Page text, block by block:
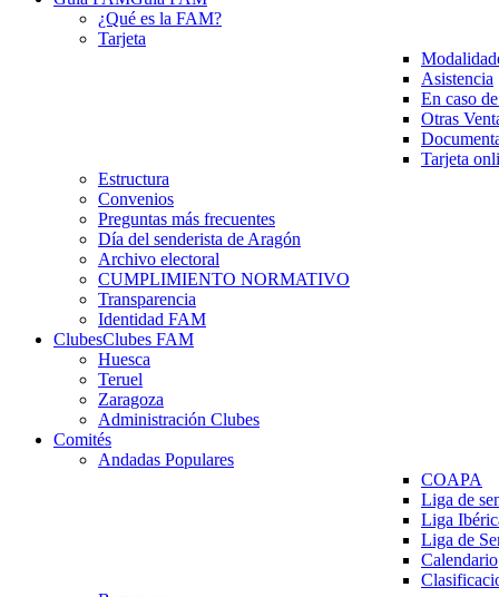
¿Qué es la FAM?
Tarjeta
Asistencia
En caso
Otras
Tarjeta
Estructura
Convenios
Preguntas más frecuentes
Día del senderista de Aragón
Archivo electoral
CUMPLIMIENTO NORMATIVO
Transparencia
Identidad FAM
ClubesClubes FAM
Huesca
Teruel
Zaragoza
Administración Clubes
Comités
Andadas Populares
COAPA
Liga de
Liga
Liga de
Calendario